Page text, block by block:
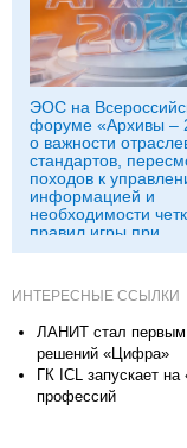
ЭОС на
форуме «Архивы –
о важности
стандартов,
походов к
информацией и
необходимости
правил игры при
использовании ИИ-
ИНТЕРЕСНЫЕ ССЫЛКИ
ЛАНИТ стал первым
решений «Цифра»
ГК ICL запускает
профессий